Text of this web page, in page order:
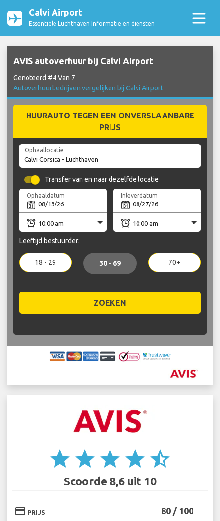
Calvi Airport
Essentiële Luchthaven Informatie en diensten
AVIS autoverhuur bij Calvi Airport
Genoteerd #4 Van 7
Autoverhuurbedrijven vergelijken bij Calvi Airport
HUURAUTO TEGEN EEN ONVERSLAANBARE
PRIJS
Ophaallocatie
Transfer van en naar dezelfde locatie
Ophaaldatum Inleverdatum
Leeftijd bestuurder:
18 - 29 30 - 69 70+
ZOEKEN
star star star star star_half
Scoorde 8,6 uit 10
credit_card PRIJS 80 / 100